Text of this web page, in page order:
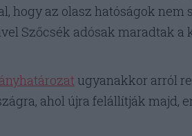
hogy az olasz hatóságok nem
Szőcsék adósak maradtak
ugyanakkor arról
ahol újra felállítják majd,